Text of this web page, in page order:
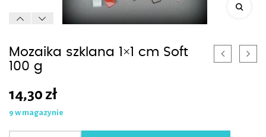
Mozaika szklana 1×1 cm Soft
100 g
14,30 zł
9 w magazynie